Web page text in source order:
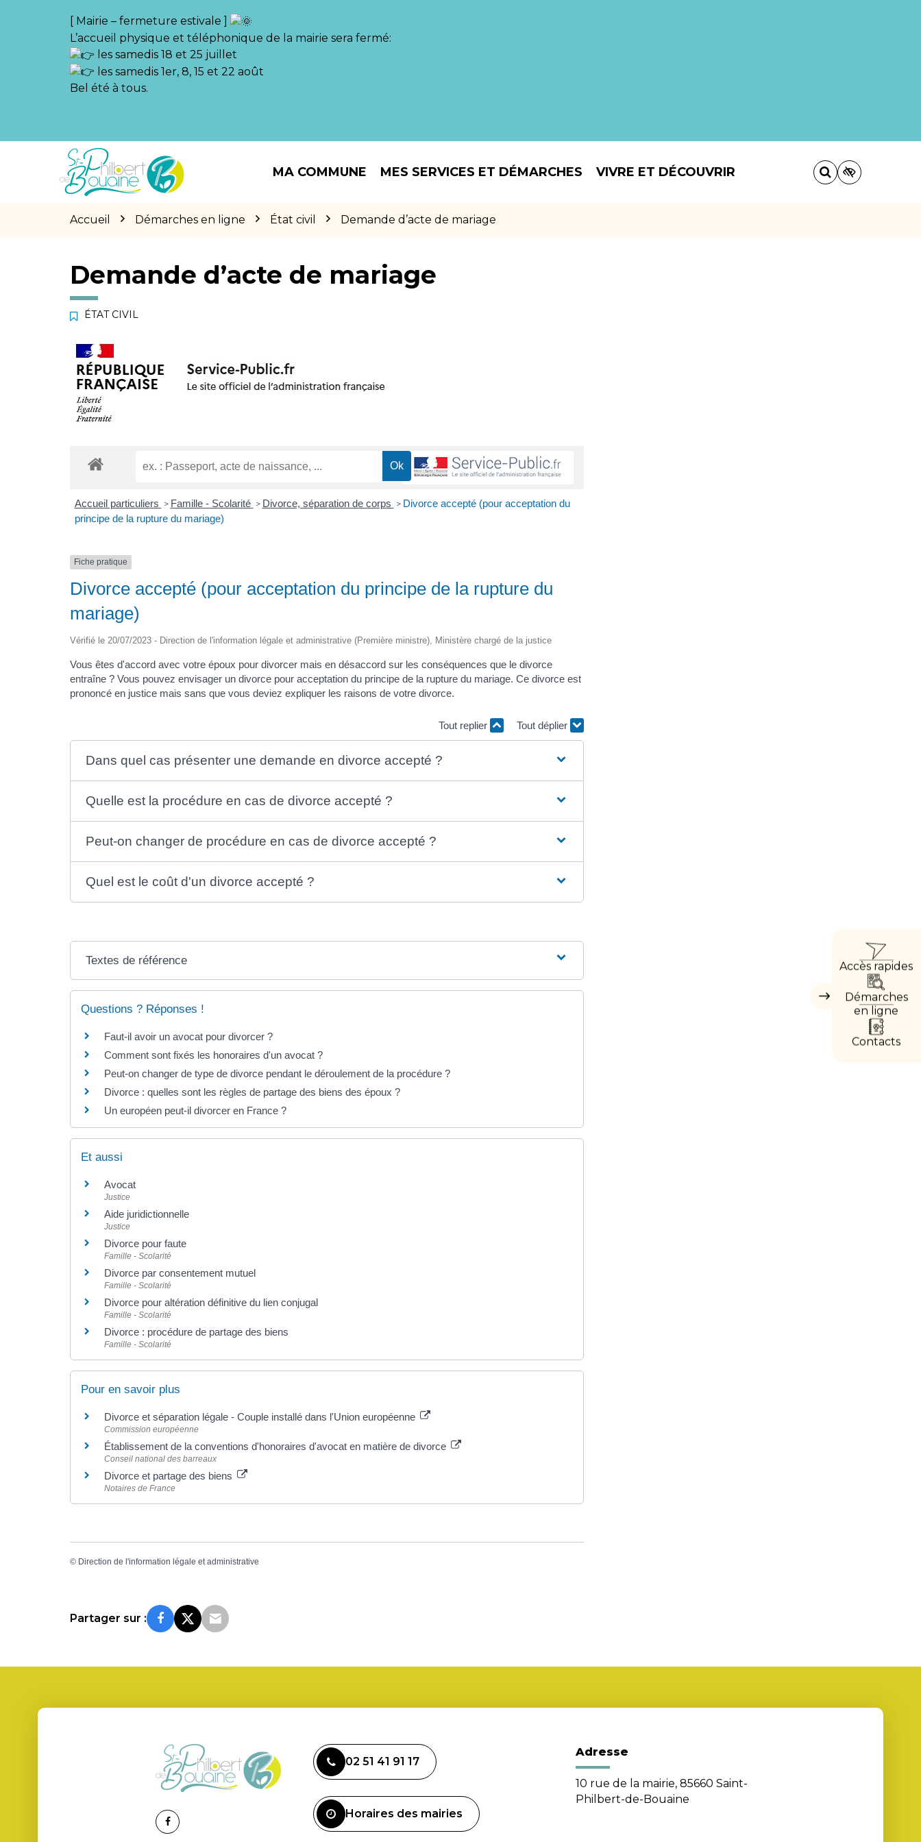
[ Mairie – fermeture estivale ]
L’accueil physique et téléphonique de la mairie sera fermé:
les samedis 18 et 25 juillet
les samedis 1er, 8, 15 et 22 août
Bel été à tous.
MA COMMUNE MES SERVICES ET DÉMARCHES VIVRE ET DÉCOUVRIR
Accueil Démarches en ligne État civil Demande d’acte de mariage
Masquer
Accès rapides
Démarches
en ligne
Contacts
Demande d’acte de mariage
ÉTAT CIVIL
Accueil particuliers > Famille - Scolarité > Divorce, séparation de corps > Divorce accepté (pour acceptation du
principe de la rupture du mariage)
Fiche pratique
Divorce accepté (pour acceptation du principe de la rupture du
mariage)
Vérifié le 20/07/2023 - Direction de l'information légale et administrative (Première ministre), Ministère chargé de la justice
Vous êtes d'accord avec votre époux pour divorcer mais en désaccord sur les conséquences que le divorce
entraîne ? Vous pouvez envisager un divorce pour acceptation du principe de la rupture du mariage. Ce divorce est
prononcé en justice mais sans que vous deviez expliquer les raisons de votre divorce.
Tout replier Tout déplier
Dans quel cas présenter une demande en divorce accepté ?
Quelle est la procédure en cas de divorce accepté ?
Peut-on changer de procédure en cas de divorce accepté ?
Quel est le coût d'un divorce accepté ?
Textes de référence
Questions ? Réponses !
Faut-il avoir un avocat pour divorcer ?
Comment sont fixés les honoraires d'un avocat ?
Peut-on changer de type de divorce pendant le déroulement de la procédure ?
Divorce : quelles sont les règles de partage des biens des époux ?
Un européen peut-il divorcer en France ?
Et aussi
Avocat
Justice
Aide juridictionnelle
Justice
Divorce pour faute
Famille - Scolarité
Divorce par consentement mutuel
Famille - Scolarité
Divorce pour altération définitive du lien conjugal
Famille - Scolarité
Divorce : procédure de partage des biens
Famille - Scolarité
Pour en savoir plus
Divorce et séparation légale - Couple installé dans l'Union européenne
Commission européenne
Établissement de la conventions d'honoraires d'avocat en matière de divorce
Conseil national des barreaux
Divorce et partage des biens
Notaires de France
© Direction de l'information légale et administrative
Partager sur :
Lien
02 51 41 91 17
Horaires des mairies
Adresse
10 rue de la mairie, 85660 Saint-
Philbert-de-Bouaine